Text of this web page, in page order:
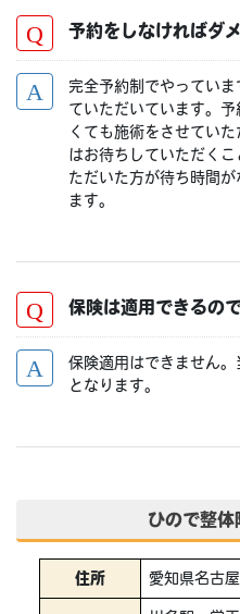
予約をしなければダ
完全予約制でやってい
ていただいています。
くても施術をさせてい
はお待ちしていただく
ただいた方が待ち時間
ます。
保険は適用できるの
保険適用はできません
となります。
ひので整体
住所 愛知県名古